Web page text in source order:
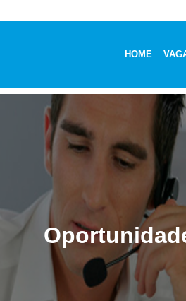
HOME